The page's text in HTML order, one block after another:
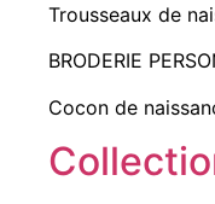
Trousseaux de
BRODERIE
Cocon de